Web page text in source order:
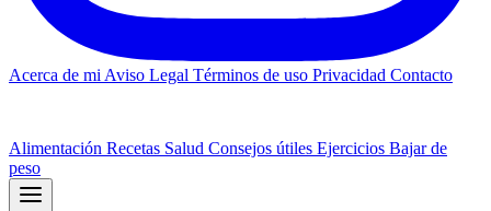
Acerca de mi Aviso Legal Términos de uso Privacidad Contacto
Alimentación Recetas Salud Consejos útiles Ejercicios Bajar de
peso